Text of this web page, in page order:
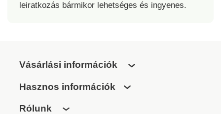
leiratkozás bármikor lehetséges és ingyenes.
Vásárlási információk
Hasznos információk
Rólunk